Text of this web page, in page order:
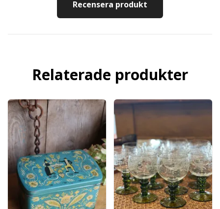
Recensera produkt
Relaterade produkter